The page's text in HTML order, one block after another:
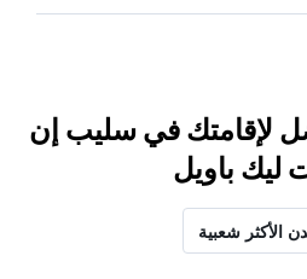
لإقامتك في سليب إن
ليك باويل
الأكثر شعبية